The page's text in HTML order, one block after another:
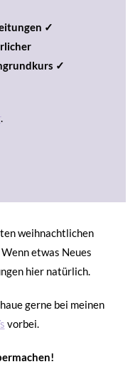
✓
✓
.
weihnachtlichen
etwas Neues
hier natürlich.
gerne bei meinen
vorbei.